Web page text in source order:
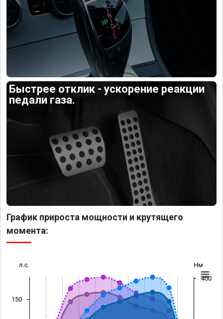
Быстрее отклик - ускорение реакции
педали газа.
График прироста мощности и крутящего
момента:
л.с. Нм
150
400